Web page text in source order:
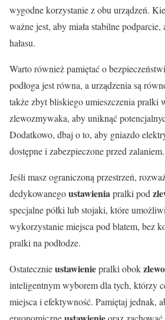
wygodne korzystanie z obu urządzeń.
ważne jest, aby miała stabilne
hałasu.
Warto również pamiętać o
podłoga jest równa, a urządzenia są
także zbyt bliskiego umieszczenia pralki
zlewozmywaka, aby uniknąć
Dodatkowo, dbaj o to, aby gniazdo
dostępne i zabezpieczone przed zalaniem.
Jeśli masz ograniczoną przestrzeń,
dedykowanegoustawienia pralki pod
specjalne półki lub stojaki, które
wykorzystanie miejsca pod blatem, bez
pralki na podłodze.
Ostatecznieustawieniepralki obok
inteligentnym wyborem dla tych, którzy
miejsca i efektywność. Pamiętaj jednak,